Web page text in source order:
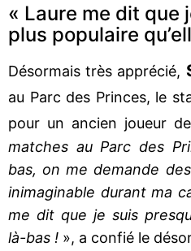
« Laure me dit que
plus populaire
Désormais très apprécié,
au Parc des Princes, le
pour un ancien joueur de
matches au Parc des
bas, on me demande
inimaginable durant ma
me dit que je suis
là-bas ! », a confié le